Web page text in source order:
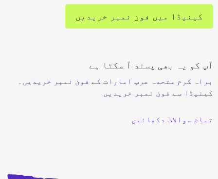
کینیڈا میں فون نمبر خریدیں
آپ کو یہ بھی پسند آ سکتا ہے
براہ کرم متحدہ عرب امارات کے فون نمبر خریدیں۔
کینیڈا سے فون نمبر خریدیں
تمام سوالات دکھائیں